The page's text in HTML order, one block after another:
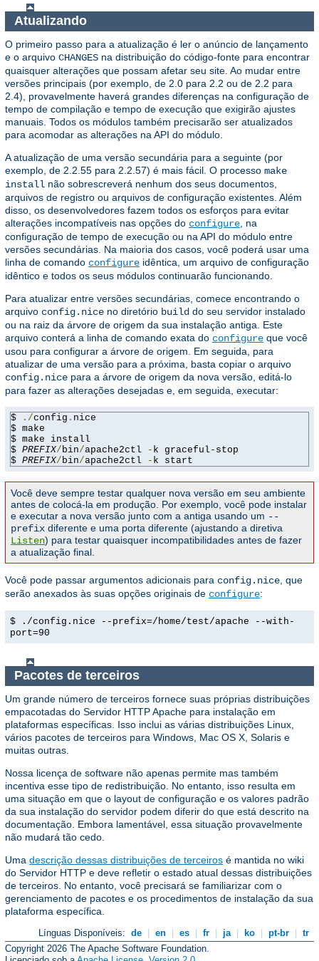
Atualizando
O primeiro passo para a atualização é ler o anúncio de lançamento
e o arquivo CHANGES na distribuição do código-fonte para encontrar
quaisquer alterações que possam afetar seu site. Ao mudar entre
versões principais (por exemplo, de 2.0 para 2.2 ou de 2.2 para
2.4), provavelmente haverá grandes diferenças na configuração de
tempo de compilação e tempo de execução que exigirão ajustes
manuais. Todos os módulos também precisarão ser atualizados
para acomodar as alterações na API do módulo.
A atualização de uma versão secundária para a seguinte (por
exemplo, de 2.2.55 para 2.2.57) é mais fácil. O processo make
install não sobrescreverá nenhum dos seus documentos,
arquivos de registro ou arquivos de configuração existentes. Além
disso, os desenvolvedores fazem todos os esforços para evitar
alterações incompatíveis nas opções do configure , na
configuração de tempo de execução ou na API do módulo entre
versões secundárias. Na maioria dos casos, você poderá usar uma
linha de comando configure idêntica, um arquivo de configuração
idêntico e todos os seus módulos continuarão funcionando.
Para atualizar entre versões secundárias, comece encontrando o
arquivo config.nice no diretório build do seu servidor instalado
ou na raiz da árvore de origem da sua instalação antiga. Este
arquivo conterá a linha de comando exata do configure que você
usou para configurar a árvore de origem. Em seguida, para
atualizar de uma versão para a próxima, basta copiar o arquivo
config.nice para a árvore de origem da nova versão, editá-lo
para fazer as alterações desejadas e, em seguida, executar:
$ ./config . nice
$ make
$ make install
$ PREFIX/ bin/apache2ctl - k graceful-stop
$ PREFIX/ bin/apache2ctl - k start
Você deve sempre testar qualquer nova versão em seu ambiente
antes de colocá-la em produção. Por exemplo, você pode instalar
e executar a nova versão junto com a antiga usando um --
prefix diferente e uma porta diferente (ajustando a diretiva
Listen) para testar quaisquer incompatibilidades antes de fazer
a atualização final.
Você pode passar argumentos adicionais para config.nice , que
serão anexados às suas opções originais de configure:
$ ./config.nice --prefix=/home/test/apache --with-
port=90
Pacotes de terceiros
Um grande número de terceiros fornece suas próprias distribuições
empacotadas do Servidor HTTP Apache para instalação em
plataformas específicas. Isso inclui as várias distribuições Linux,
vários pacotes de terceiros para Windows, Mac OS X, Solaris e
muitas outras.
Nossa licença de software não apenas permite mas também
incentiva esse tipo de redistribuição. No entanto, isso resulta em
uma situação em que o layout de configuração e os valores padrão
da sua instalação do servidor podem diferir do que está descrito na
documentação. Embora lamentável, essa situação provavelmente
não mudará tão cedo.
Uma descrição dessas distribuições de terceiros é mantida no wiki
do Servidor HTTP e deve refletir o estado atual dessas distribuições
de terceiros. No entanto, você precisará se familiarizar com o
gerenciamento de pacotes e os procedimentos de instalação da sua
plataforma específica.
Línguas Disponíveis: de en es fr ja ko pt-br
tr
Copyright 2026 The Apache Software Foundation.